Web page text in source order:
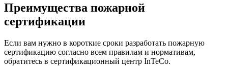
Преимущества пожарной
сертификации
Если вам нужно в короткие сроки разработать пожарную
сертификацию согласно всем правилам и нормативам,
обратитесь в сертификационный центр InTeCo.